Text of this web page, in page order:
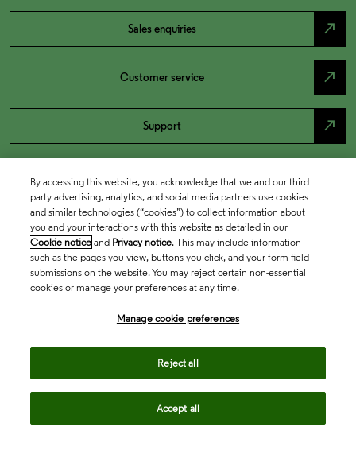
Sales enquiries north_east
Customer service north_east
Support north_east
By accessing this website, you acknowledge that we and our third
party advertising, analytics, and social media partners use cookies
and similar technologies (“cookies”) to collect information about
you and your interactions with this website as detailed in our
Cookie notice and Privacy notice. This may include information
such as the pages you view, buttons you click, and your form field
submissions on the website. You may reject certain non-essential
cookies or manage your preferences at any time.
Manage cookie preferences
Reject all
Accept all